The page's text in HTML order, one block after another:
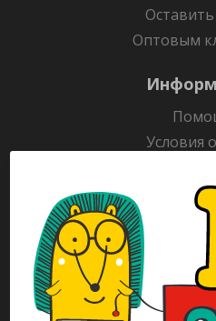
Оптовым
Условия
Гарантия